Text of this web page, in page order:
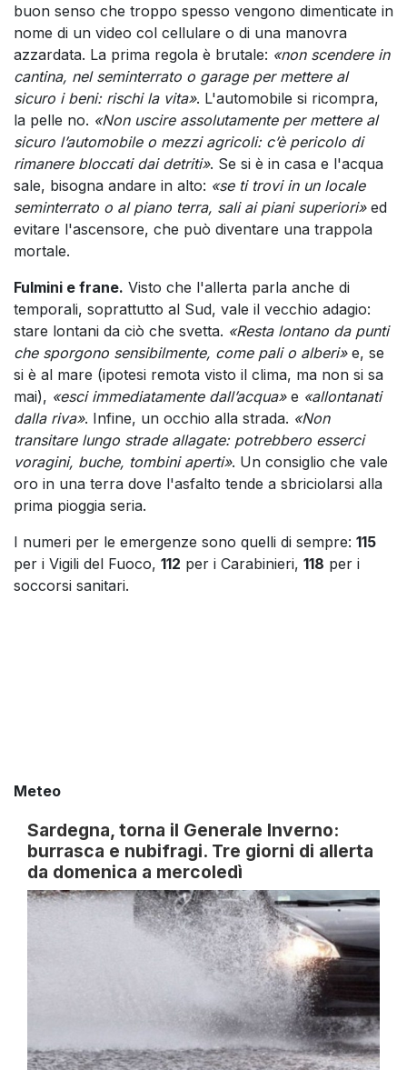
buon senso che troppo spesso vengono dimenticate in
nome di un video col cellulare o di una manovra
azzardata. La prima regola è brutale: «non scendere in
cantina, nel seminterrato o garage per mettere al
sicuro i beni: rischi la vita». L'automobile si ricompra,
la pelle no. «Non uscire assolutamente per mettere al
sicuro l’automobile o mezzi agricoli: c’è pericolo di
rimanere bloccati dai detriti». Se si è in casa e l'acqua
sale, bisogna andare in alto: «se ti trovi in un locale
seminterrato o al piano terra, sali ai piani superiori»ed
evitare l'ascensore, che può diventare una trappola
mortale.
Fulmini e frane. Visto che l'allerta parla anche di
temporali, soprattutto al Sud, vale il vecchio adagio:
stare lontani da ciò che svetta. «Resta lontano da punti
che sporgono sensibilmente, come pali o alberi»e, se
si è al mare (ipotesi remota visto il clima, ma non si sa
mai), «esci immediatamente dall’acqua»e «allontanati
dalla riva». Infine, un occhio alla strada. «Non
transitare lungo strade allagate: potrebbero esserci
voragini, buche, tombini aperti». Un consiglio che vale
oro in una terra dove l'asfalto tende a sbriciolarsi alla
prima pioggia seria.
I numeri per le emergenze sono quelli di sempre: 115
per i Vigili del Fuoco, 112 per i Carabinieri, 118 per i
soccorsi sanitari.
Meteo
Sardegna, torna il Generale Inverno:
burrasca e nubifragi. Tre giorni di allerta
da domenica a mercoledì